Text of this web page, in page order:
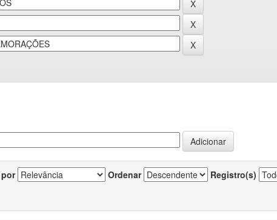
Ordenar Registro(s)